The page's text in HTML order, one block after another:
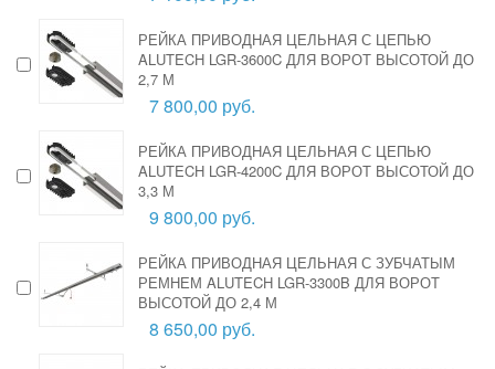
РЕЙКА ПРИВОДНАЯ ЦЕЛЬНАЯ С ЦЕПЬЮ
ALUTECH LGR-3600C ДЛЯ ВОРОТ ВЫСОТОЙ ДО
2,7 М
7 800,00 руб.
РЕЙКА ПРИВОДНАЯ ЦЕЛЬНАЯ С ЦЕПЬЮ
ALUTECH LGR-4200C ДЛЯ ВОРОТ ВЫСОТОЙ ДО
3,3 М
9 800,00 руб.
РЕЙКА ПРИВОДНАЯ ЦЕЛЬНАЯ С ЗУБЧАТЫМ
РЕМНЕМ ALUTECH LGR-3300B ДЛЯ ВОРОТ
ВЫСОТОЙ ДО 2,4 М
8 650,00 руб.